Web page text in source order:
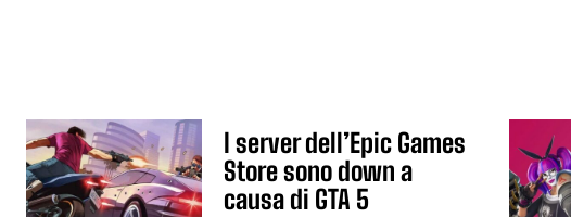
I server dell’Epic Games
Store sono down a
causa di GTA 5